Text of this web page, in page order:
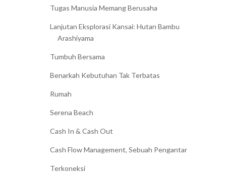
Tugas Manusia Memang Berusaha
Lanjutan Eksplorasi Kansai: Hutan Bambu
Arashiyama
Tumbuh Bersama
Benarkah Kebutuhan Tak Terbatas
Rumah
Serena Beach
Cash In & Cash Out
Cash Flow Management, Sebuah Pengantar
Terkoneksi